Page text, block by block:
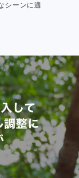
シーンに適